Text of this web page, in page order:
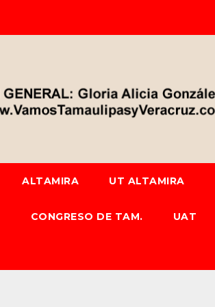
ALTAMIRA UT ALTAMIRA
CONGRESO DE TAM. UAT